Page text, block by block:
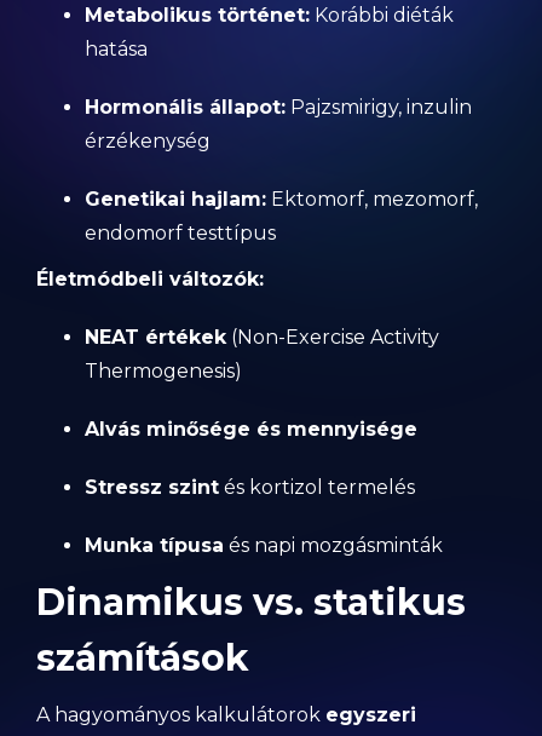
Metabolikus történet: Korábbi diéták
hatása
Hormonális állapot: Pajzsmirigy, inzulin
érzékenység
Genetikai hajlam: Ektomorf, mezomorf,
endomorf testtípus
Életmódbeli változók:
NEAT értékek(Non-Exercise Activity
Thermogenesis)
Alvás minősége és mennyisége
Stressz szint és kortizol termelés
Munka típusa és napi mozgásminták
Dinamikus vs. statikus
számítások
A hagyományos kalkulátorok egyszeri